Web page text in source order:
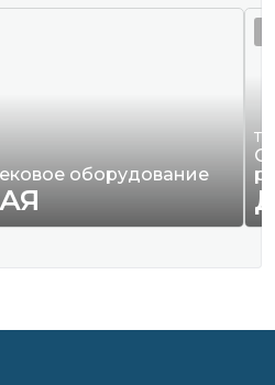
оборудование